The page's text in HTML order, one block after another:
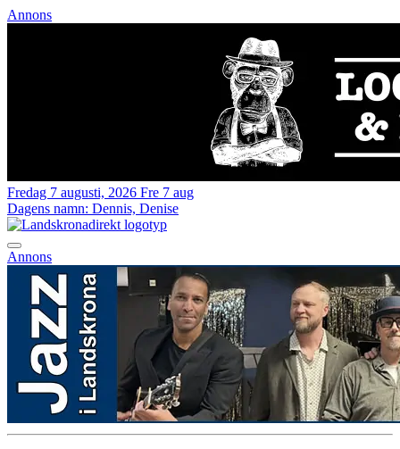
Annons
Fredag 7 augusti, 2026 Fre 7 aug
Dagens namn: Dennis, Denise
Annons